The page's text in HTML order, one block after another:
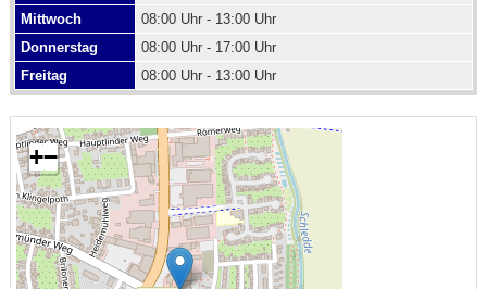
Mittwoch
08:00 Uhr - 13:00 Uhr
Donnerstag
08:00 Uhr - 17:00 Uhr
Freitag
08:00 Uhr - 13:00 Uhr
+−